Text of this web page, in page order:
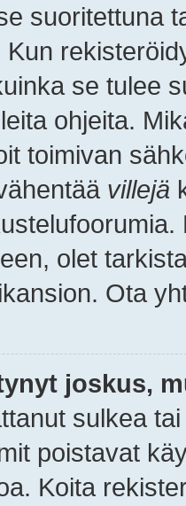
suoritettuna
se tulee
ohjeita.
toimivan
villejä
olet
Ota
joskus,
sulkea
poistavat
Koita